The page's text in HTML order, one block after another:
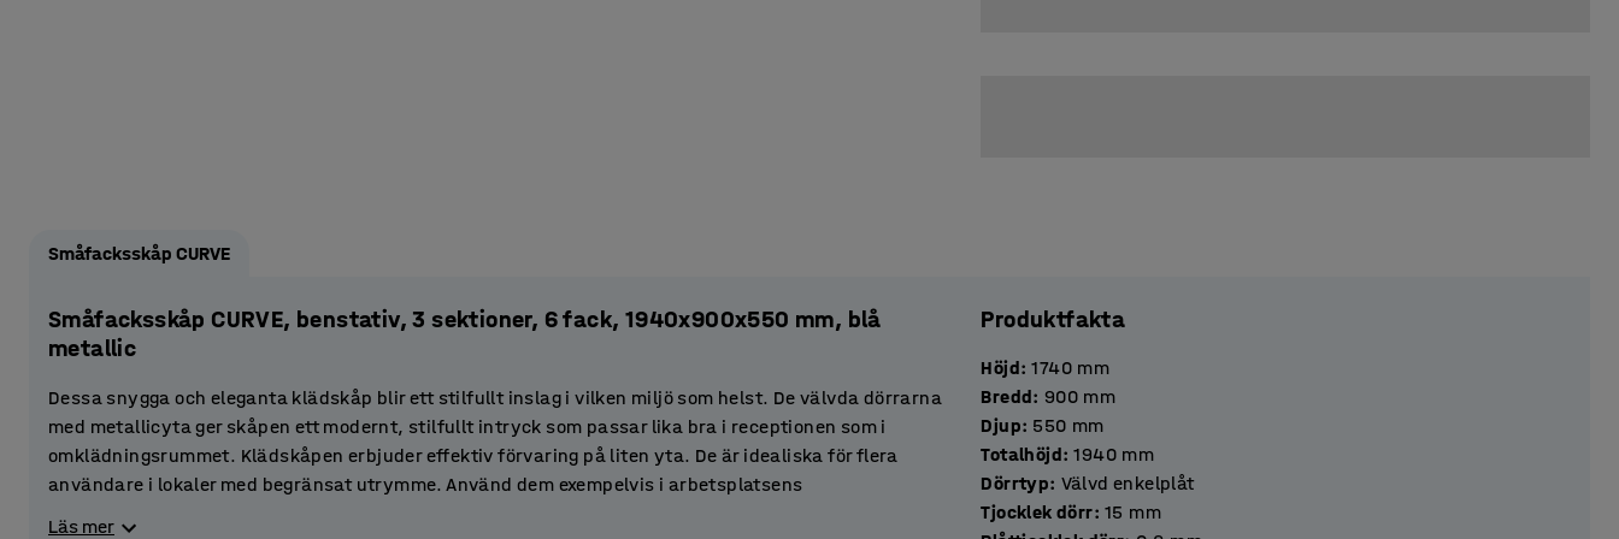
Småfacksskåp CURVE
Småfacksskåp CURVE, benstativ, 3 sektioner, 6 fack, 1940x900x550 mm, blå
metallic
Dessa snygga och eleganta klädskåp blir ett stilfullt inslag i vilken miljö som helst. De välvda dörrarna
med metallicyta ger skåpen ett modernt, stilfullt intryck som passar lika bra i receptionen som i
omklädningsrummet. Klädskåpen erbjuder effektiv förvaring på liten yta. De är idealiska för flera
användare i lokaler med begränsat utrymme. Använd dem exempelvis i arbetsplatsens
Läs mer
Produktfakta
Höjd: 1740 mm
Bredd: 900 mm
Djup: 550 mm
Totalhöjd: 1940 mm
Dörrtyp: Välvd enkelplåt
Tjocklek dörr: 15 mm